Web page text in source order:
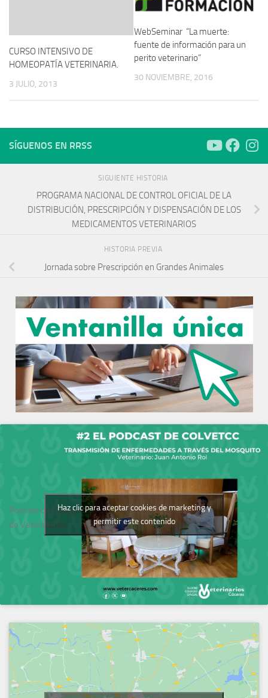
CURSO INTENSIVO DE
HOMEOPATÍA VETERINARIA.
3 JULIO, 2013
WebSeminar “La muerte:
fuente de información para un
perito veterinario”
30 NOVIEMBRE, 2016
SÍGUENOS EN RRSS
SIGUIENTE HISTORIA
PROGRAMA NACIONAL DE CONTROL OFICIAL DE LA
DISTRIBUCIÓN, PRESCRIPCIÓN Y DISPENSACIÓN DE LOS
MEDICAMENTOS VETERINARIOS
HISTORIA PREVIA
Jornada sobre Prescripción en Grandes Animales
Podcast del Colegio
de Veterinarios
Haz clic para aceptar cookies de marketing y
permitir este contenido